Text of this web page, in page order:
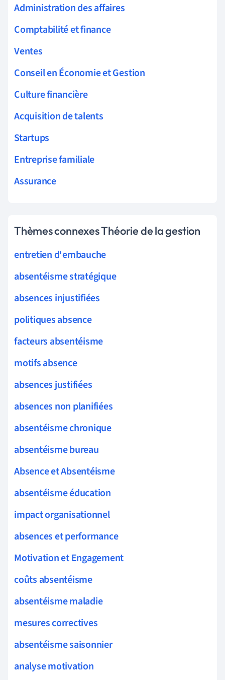
Administration des affaires
Comptabilité et finance
Ventes
Conseil en Économie et Gestion
Culture financière
Acquisition de talents
Startups
Entreprise familiale
Assurance
Thèmes connexes Théorie de la gestion
entretien d'embauche
absentéisme stratégique
absences injustifiées
politiques absence
facteurs absentéisme
motifs absence
absences justifiées
absences non planifiées
absentéisme chronique
absentéisme bureau
Absence et Absentéisme
absentéisme éducation
impact organisationnel
absences et performance
Motivation et Engagement
coûts absentéisme
absentéisme maladie
mesures correctives
absentéisme saisonnier
analyse motivation